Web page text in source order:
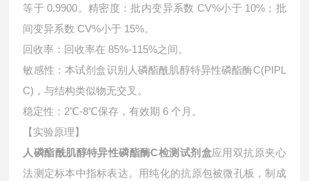
等于 0.9900。精密度：批内变异系数 CV%小于 10%；批
间变异系数 CV%小于 15%。
回收率：回收率在 85%-115%之间。
敏感性：本试剂盒识别人磷酯酰肌醇特异性磷酯酶C(PIPL
C)，与结构类似物无交叉。
稳定性：2℃-8℃保存，有效期 6 个月。
【实验原理】
人磷酯酰肌醇特异性磷酯酶C检测试剂盒应用双抗原夹心
法测定标本中指标表达。用纯化的抗原包被微孔板，制成